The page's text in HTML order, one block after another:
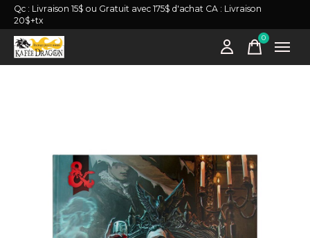
Qc : Livraison 15$ ou Gratuit avec 175$ d'achat CA : Livraison
20$+tx
0items